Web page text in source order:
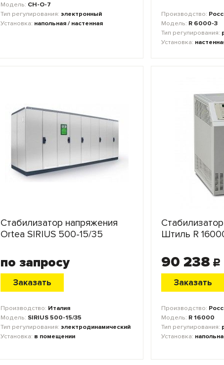
Модель: СН-О-7
Тип регулирования: электронный
Установка: напольная / настенная
Производство:
Модель: R 6000-3
Тип регулирования:
Установка:
Стабилизатор напряжения
Ortea SIRIUS 500-15/35
по запросу
Заказать
Производство: Италия
Модель: SIRIUS 500-15/35
Тип регулирования: электродинамический
Установка: в помещении
Штиль R
90 238 c
Заказать
Производство:
Модель: R 16000
Тип регулирования:
Установка: